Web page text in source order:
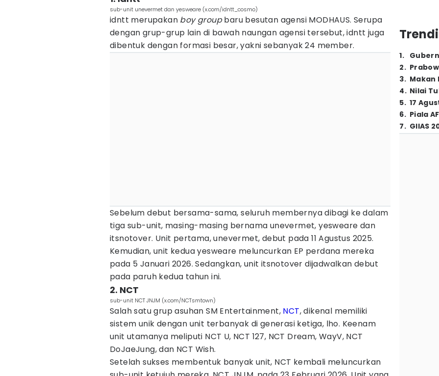
sub-unit unevermet dan yesweare (x.com/idntt_cosmo)
idntt merupakan boy groupbaru besutan agensi MODHAUS. Serupa
dengan grup-grup lain di bawah naungan agensi tersebut, idntt juga
dibentuk dengan formasi besar, yakni sebanyak 24 member.
Sebelum debut bersama-sama, seluruh membernya dibagi ke dalam
tiga sub-unit, masing-masing bernama unevermet, yesweare dan
itsnotover. Unit pertama, unevermet, debut pada 11 Agustus 2025.
Kemudian, unit kedua yesweare meluncurkan EP perdana mereka
pada 5 Januari 2026. Sedangkan, unit itsnotover dijadwalkan debut
pada paruh kedua tahun ini.
2. NCT
sub-unit NCT JNJM (x.com/NCTsmtown)
Salah satu grup asuhan SM Entertainment, NCT, dikenal memiliki
sistem unik dengan unit terbanyak di generasi ketiga, lho. Keenam
unit utamanya meliputi NCT U, NCT 127, NCT Dream, WayV, NCT
DoJaeJung, dan NCT Wish.
Setelah sukses membentuk banyak unit, NCT kembali meluncurkan
1.
2.
3. Makan
4. Nilai
5. 17
6. Piala
7. GIIAS